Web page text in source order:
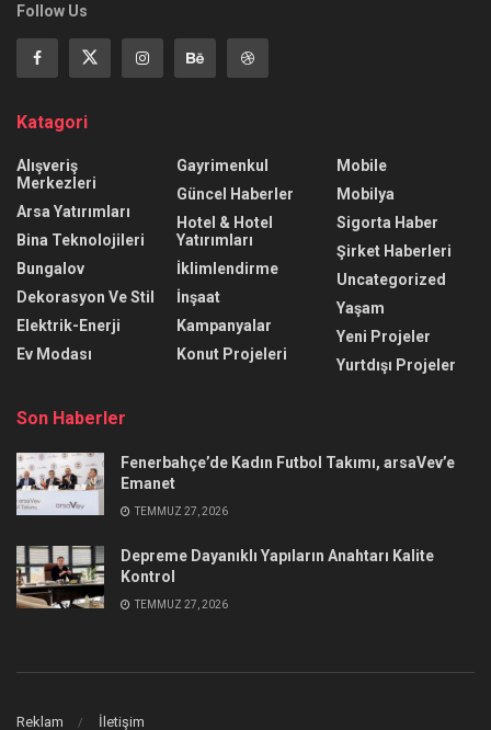
Follow Us
Katagori
Alışveriş
Merkezleri
Arsa Yatırımları
Bina Teknolojileri
Bungalov
Dekorasyon Ve Stil
Elektrik-Enerji
Ev Modası
Gayrimenkul
Güncel Haberler
Hotel & Hotel
Yatırımları
İklimlendirme
İnşaat
Kampanyalar
Konut Projeleri
Mobile
Mobilya
Sigorta Haber
Şirket Haberleri
Uncategorized
Yaşam
Yeni Projeler
Yurtdışı Projeler
Son Haberler
Fenerbahçe’de Kadın Futbol Takımı, arsaVev’e
Emanet
TEMMUZ 27, 2026
Depreme Dayanıklı Yapıların Anahtarı Kalite
Kontrol
TEMMUZ 27, 2026
Reklam İletişim